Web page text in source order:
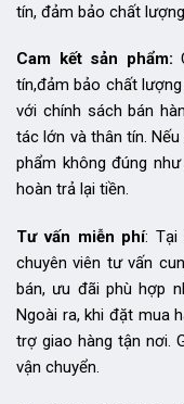
tín, đảm bảo chất
Cam kết sản phẩm:
tín,đảm bảo chất
với chính sách bán
tác lớn và thân tín.
phẩm không đúng
hoàn trả lại tiền.
Tư vấn miễn phí: Tại
chuyên viên tư vấn
bán, ưu đãi phù hợp
Ngoài ra, khi đặt mua
trợ giao hàng tận nơi.
vận chuyển.